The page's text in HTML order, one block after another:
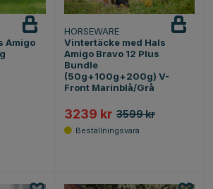
Amigo
HORSEWARE
Vintertäcke med Hals
Amigo Bravo 12 Plus
Bundle
(50g+100g+200g) V-
Front Marinblå/Grå
3239 kr 3599 kr